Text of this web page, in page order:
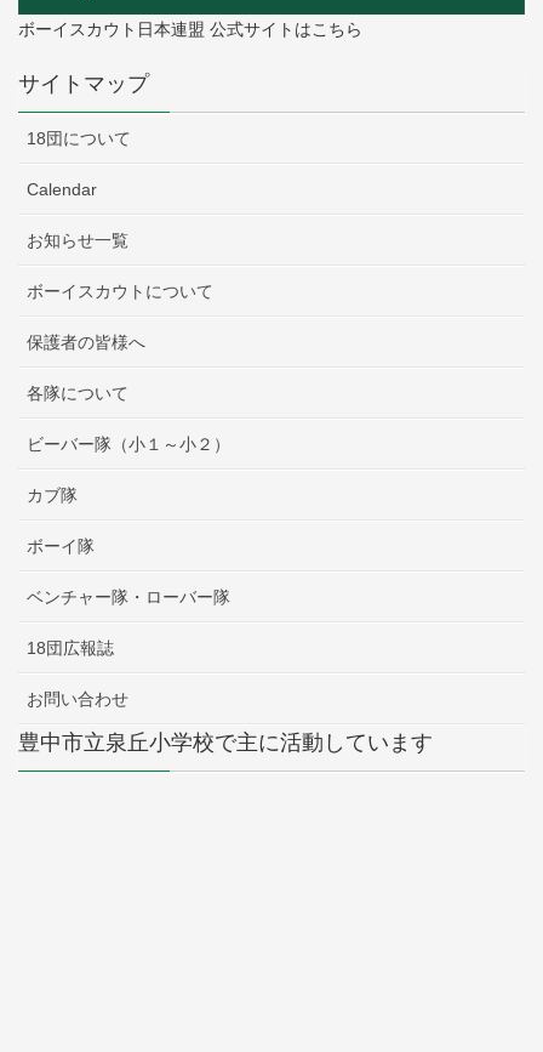
ボーイスカウト日本連盟 公式サイトはこちら
サイトマップ
18団について
Calendar
お知らせ一覧
ボーイスカウトについて
保護者の皆様へ
各隊について
ビーバー隊（小１～小２）
カブ隊
ボーイ隊
ベンチャー隊・ローバー隊
18団広報誌
お問い合わせ
豊中市立泉丘小学校で主に活動しています